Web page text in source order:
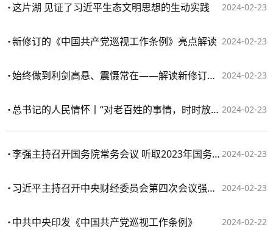
2024-02-23
这片湖 见证了习近平生态文明思想的生动实践
2024-02-23
新修订的《中国共产党巡视工作条例》亮点解读
2024-02-23
始终做到利剑高悬、震慑常在——解读新修订的《中国共产党巡视工作条例》
2024-02-23
总书记的人民情怀丨“对老百姓的事情，时时放心不下”
2024-02-23
李强主持召开国务院常务会议 听取2023年国务院部门办理全国人大代表建议和全国政协提案工作情况汇报等
2024-02-23
习近平主持召开中央财经委员会第四次会议强调：推动新一轮大规模设备更新和消费品以旧换新 有效降低全社会物流成本
2024-02-22
中共中央印发《中国共产党巡视工作条例》